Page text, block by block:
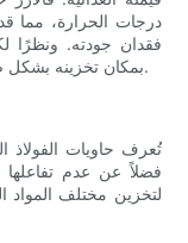
درجات الحرارة، مما
فقدان جودته. ونظرًا
بمكان تخزينه بشكل صحيح لتجنب أي آثار سلبية على الصحة والمذاق.
تُعرف حاويات الفولاذ
فضلاً عن عدم تفاعلها
لتخزين مختلف المواد